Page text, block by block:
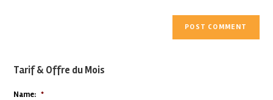
Tarif & Offre du Mois
Name: *